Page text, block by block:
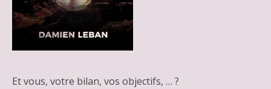
Et vous, votre bilan, vos objectifs, … ?